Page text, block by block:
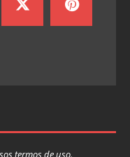
termos de uso.